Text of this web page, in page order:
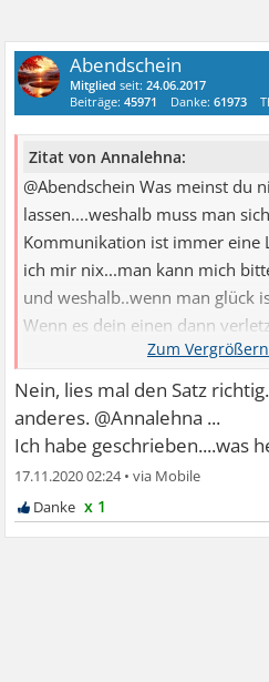
Abendschein
Mitglied seit:24.06.2017
Beiträge:45971 Danke:61973
Zitat von Annalehna:
@Abendschein Was meinst du
lassen....weshalb muss man
Kommunikation ist immer eine
ich mir nix...man kann mich
und weshalb..wenn man glück
Wenn es dein einen dann
man nach einer gemeinsamen
Nein, lies mal den Satz
anderes. @Annalehna ...
Ich habe geschrieben....was
17.11.2020 02:24•
x 1